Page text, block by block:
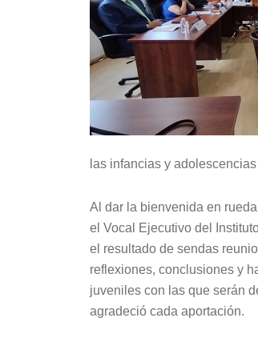
las infancias y
Al dar la bienvenida en
el Vocal Ejecutivo del
el resultado de sendas
reflexiones, conclusiones y
juveniles con las que serán
agradeció cada aportación.